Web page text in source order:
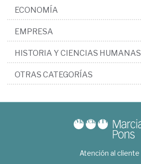
ECONOMÍA
EMPRESA
HISTORIA Y CIENCIAS HUMANAS
OTRAS CATEGORÍAS
Atención al cliente